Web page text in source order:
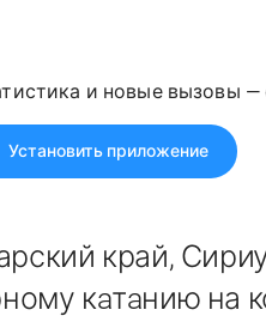
и новые вызовы —
Установить приложение
край,
кaтaнию на